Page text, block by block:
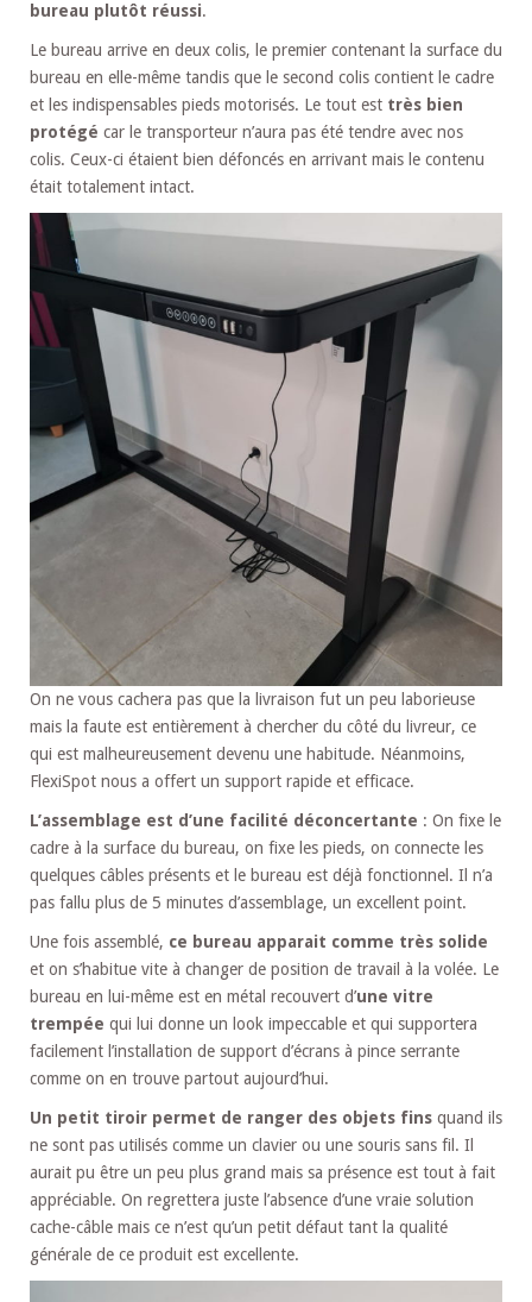
bureau plutôt réussi.
Le bureau arrive en deux colis, le premier contenant la surface du
bureau en elle-même tandis que le second colis contient le cadre
et les indispensables pieds motorisés. Le tout est très bien
protégé car le transporteur n’aura pas été tendre avec nos
colis. Ceux-ci étaient bien défoncés en arrivant mais le contenu
était totalement intact.
On ne vous cachera pas que la livraison fut un peu laborieuse
mais la faute est entièrement à chercher du côté du livreur, ce
qui est malheureusement devenu une habitude. Néanmoins,
FlexiSpot nous a offert un support rapide et efficace.
L’assemblage est d’une facilité déconcertante : On fixe le
cadre à la surface du bureau, on fixe les pieds, on connecte les
quelques câbles présents et le bureau est déjà fonctionnel. Il n’a
pas fallu plus de 5 minutes d’assemblage, un excellent point.
Une fois assemblé, ce bureau apparait comme très solide
et on s’habitue vite à changer de position de travail à la volée. Le
bureau en lui-même est en métal recouvert d’une vitre
trempée qui lui donne un look impeccable et qui supportera
facilement l’installation de support d’écrans à pince serrante
comme on en trouve partout aujourd’hui.
Un petit tiroir permet de ranger des objets fins quand ils
ne sont pas utilisés comme un clavier ou une souris sans fil. Il
aurait pu être un peu plus grand mais sa présence est tout à fait
appréciable. On regrettera juste l’absence d’une vraie solution
cache-câble mais ce n’est qu’un petit défaut tant la qualité
générale de ce produit est excellente.